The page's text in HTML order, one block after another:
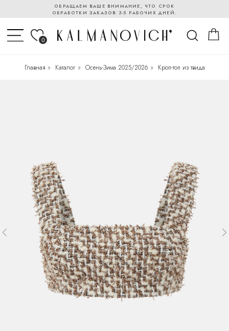
ОБРАЩАЕМ ВАШЕ ВНИМАНИЕ, ЧТО СРОК
ОБРАБОТКИ ЗАКАЗОВ 3-5 РАБОЧИХ ДНЕЙ.
0
Главная » Каталог » Осень-Зима 2025/2026 » Кроп-топ из твида